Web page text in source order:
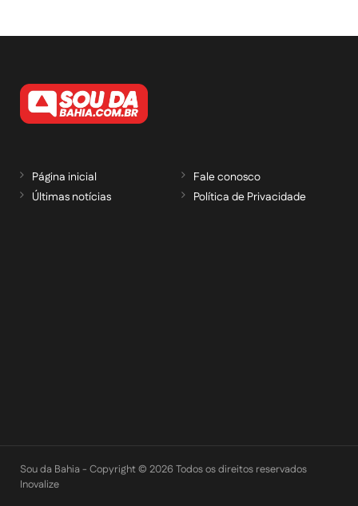
Página inicial
Últimas notícias
Fale conosco
Política de Privacidade
Sou da Bahia - Copyright © 2026 Todos os direitos reservados
Inovalize